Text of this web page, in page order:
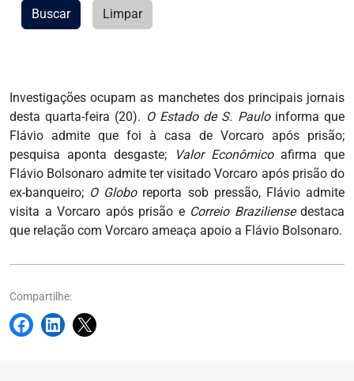
Investigações ocupam as manchetes dos principais jornais
desta quarta-feira (20). O Estado de S. Pauloinforma que
Flávio admite que foi à casa de Vorcaro após prisão;
pesquisa aponta desgaste;
Valor Econômicoafirma que
Flávio Bolsonaro admite ter visitado Vorcaro após prisão do
ex-banqueiro; O Globoreporta sob pressão, Flávio admite
visita a Vorcaro após prisão e Correio Braziliensedestaca
que relação com Vorcaro ameaça apoio a Flávio Bolsonaro.
Compartilhe:
Buscar Limpar